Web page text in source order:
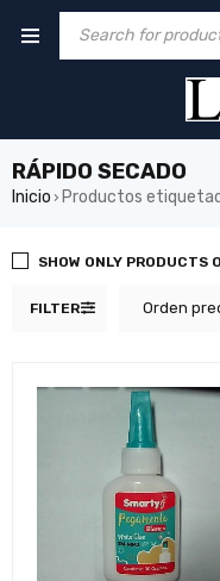
RÁPIDO SECADO
Inicio › Productos
FILTER Orden
SHOW ONLY PRODUCTS